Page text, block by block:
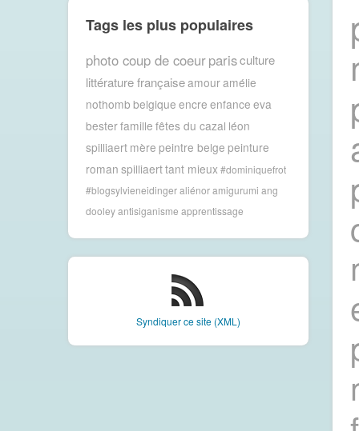
Tags les plus populaires
photo coup de coeurparisculture
littérature françaiseamouramélie
nothomb belgique encre enfance eva
besterfamille fêtes du cazal léon
spilliaert mère peintre belge peinture
roman spilliaerttant mieux #dominiquefrot
#blogsylvieneidinger aliénor amigurumi ang
dooley antisiganisme apprentissage
Syndiquer ce site (XML)